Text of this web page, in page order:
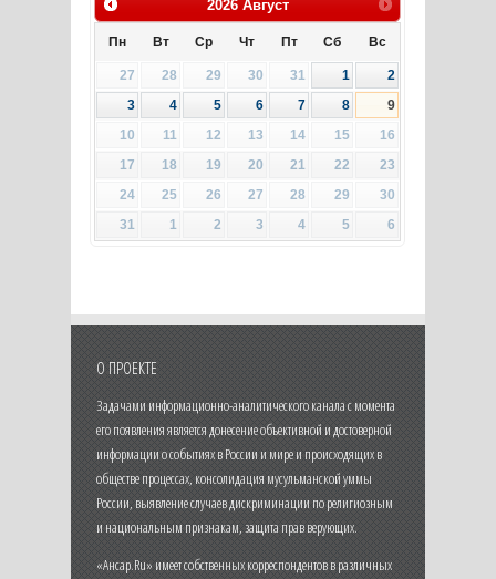
2026 Август
Пн Вт Ср Чт Пт Сб Вс
27 28 29 30 31 1
2
3
4 5 6 7 8
9
10
11 12 13 14 15
16
17
18 19 20 21 22
23
24
25 26 27 28 29
30
31
1 2 3 4 5 6
О ПРОЕКТЕ
Задачами информационно-аналитического канала с момента
его появления является донесение объективной и достоверной
информации о событиях в России и мире и происходящих в
обществе процессах, консолидация мусульманской уммы
России, выявление случаев дискриминации по религиозным
и национальным признакам, защита прав верующих.
«Ансар.Ru» имеет собственных корреспондентов в различных